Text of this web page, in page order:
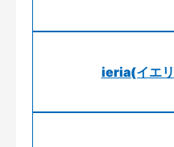
ieria(イエ